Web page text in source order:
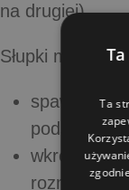
na drugiej).
Słupki mogą
spawane–
podstawy,
wkręcane /
Ta